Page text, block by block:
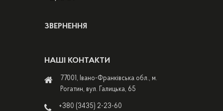
ЗВЕРНЕННЯ
НАШІ КОНТАКТИ
77001, Івано-Франківська обл., м.
Рогатин, вул. Галицька, 65
+380 (3435) 2-23-60